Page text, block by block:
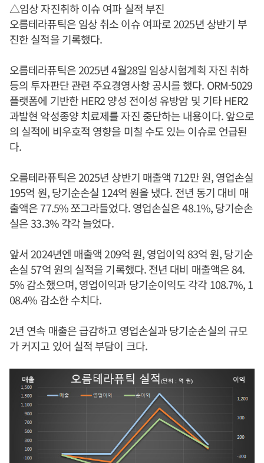
△임상 자진취하 이슈 여파 실적 부진
오름테라퓨틱은 임상 취소 이슈 여파로 2025년 상반기 부
진한 실적을 기록했다.
오름테라퓨틱은 2025년 4월28일 임상시험계획 자진 취하
등의 투자판단 관련 주요경영사항 공시를 했다. ORM-5029
플랫폼에 기반한 HER2 양성 전이성 유방암 및 기타 HER2
과발현 악성종양 치료제를 자진 중단하는 내용이다. 앞으로
의 실적에 비우호적 영향을 미칠 수도 있는 이슈로 언급된
다.
오름테라퓨틱은 2025년 상반기 매출액 712만 원, 영업손실
195억 원, 당기순손실 124억 원을 냈다. 전년 동기 대비 매
출액은 77.5% 쪼그라들었다. 영업손실은 48.1%, 당기순손
실은 33.3% 각각 늘었다.
앞서 2024년엔 매출액 209억 원, 영업이익 83억 원, 당기순
손실 57억 원의 실적을 기록했다. 전년 대비 매출액은 84.
5% 감소했으며, 영업이익과 당기순이익도 각각 108.7%, 1
08.4% 감소한 수치다.
2년 연속 매출은 급감하고 영업손실과 당기순손실의 규모
가 커지고 있어 실적 부담이 크다.